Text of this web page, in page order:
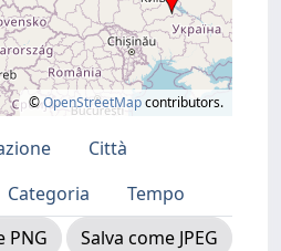
©OpenStreetMapcontributors.
Città
Categoria
Tempo
PNG
Salva come JPEG